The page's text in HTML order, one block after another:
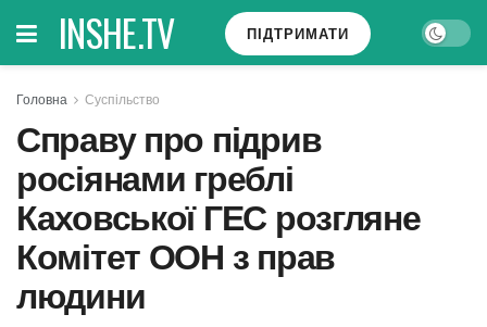
INSHE.TV ПІДТРИМАТИ
Головна Суспільство
Справу про підрив
росіянами греблі
Каховської ГЕС розгляне
Комітет ООН з прав
людини